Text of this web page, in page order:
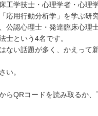
工学技士・心理学者・心理
応用行動分析学」を学ぶ研
公認心理士・発達臨床心理
士という4名です。
ない話題が多く、かえって
い。
らQRコードを読み取るか、